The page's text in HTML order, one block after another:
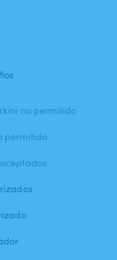
no permitido
permitido